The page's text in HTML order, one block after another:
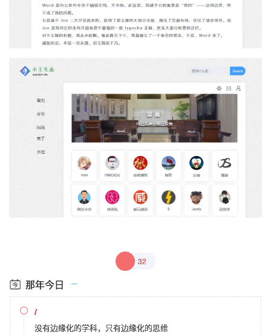
32
那年今日
/
没有边缘化的学科，只有边缘化的思维